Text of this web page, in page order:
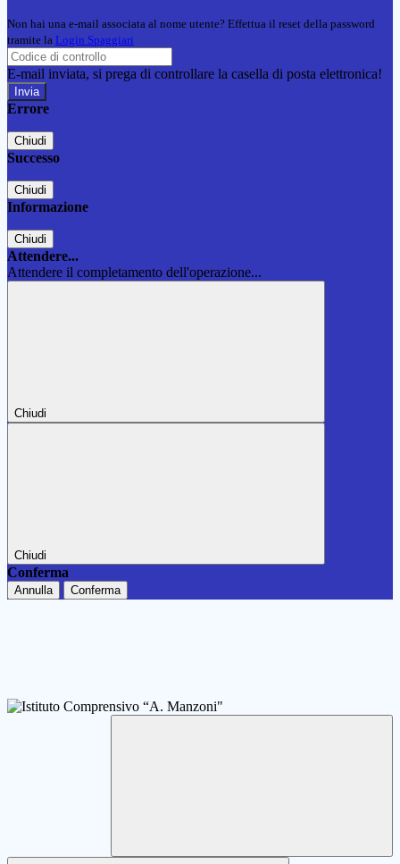
Non hai una e-mail associata al nome utente? Effettua il reset della password
tramite la Login Spaggiari
E-mail inviata, si prega di controllare la casella di posta elettronica!
Errore
Chiudi
Successo
Chiudi
Informazione
Chiudi
Attendere...
Attendere il completamento dell'operazione...
Chiudi
Chiudi
Conferma
Annulla Conferma